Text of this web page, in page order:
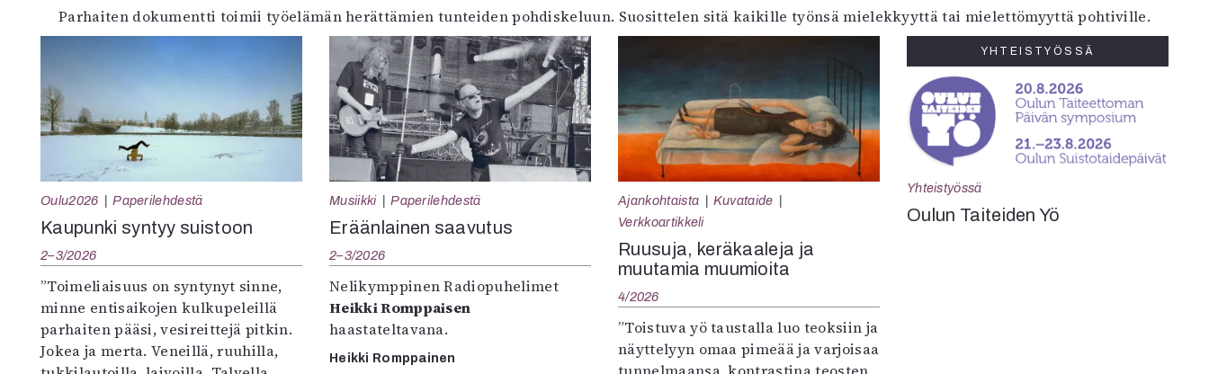
Parhaiten dokumentti toimii työelämän herättämien tunteiden pohdiskeluun. Suosittelen sitä kaikille työnsä mielekkyyttä tai mielettömyyttä pohtiville.
Oulu2026 Paperilehdestä
Kaupunki syntyy suistoon
2–3/2026
”Toimeliaisuus on syntynyt sinne,
minne entisaikojen kulkupeleillä
parhaiten pääsi, vesireittejä pitkin.
Jokea ja merta. Veneillä, ruuhilla,
Musiikki Paperilehdestä
Eräänlainen saavutus
2–3/2026
Nelikymppinen Radiopuhelimet
Heikki Romppaisen
haastateltavana.
Heikki Romppainen
Ajankohtaista
Kuvataide
Verkkoartikkeli
Ruusuja, keräkaaleja ja
muutamia muumioita
4/2026
”Toistuva yö taustalla luo teoksiin ja
näyttelyyn omaa pimeää ja varjoisaa
YHTEISTYÖSSÄ
Yhteistyössä
Oulun Taiteiden Yö